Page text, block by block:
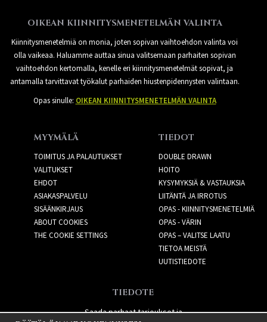
OIKEAN KIINNITYSMENETELMÄN VALINTA
Kiinnitysmenetelmiä on monia, joten sopivan vaihtoehdon valinta voi
olla vaikeaa. Haluamme auttaa sinua valitsemaan parhaiten sopivan
vaihtoehdon kertomalla, kenelle eri kiinnitysmenetelmät sopivat, ja
antamalla tarvittavat työkalut parhaiden hiustenpidennysten valintaan.
Opas sinulle: OIKEAN KIINNITYSMENETELMÄN VALINTA
MYYMÄLÄ
TOIMITUS JA PALAUTUKSET
VALITUKSET
EHDOT
ASIAKASPALVELU
SISÄÄNKIRJAUS
ABOUT COOKIES
THE COOKIE SETTINGS
TIEDOT
DOUBLE DRAWN
HOITO
KYSYMYKSIÄ & VASTAUKSIA
LIITÄNTÄ JA IRROTUS
OPAS - KIINNITYSMENETELMIÄ
OPAS - VÄRIN
OPAS – VALITSE LAATU
TIETOA MEISTÄ
UUTISTIEDOTE
TIEDOTE
Saada parhaat tarjoukset ja